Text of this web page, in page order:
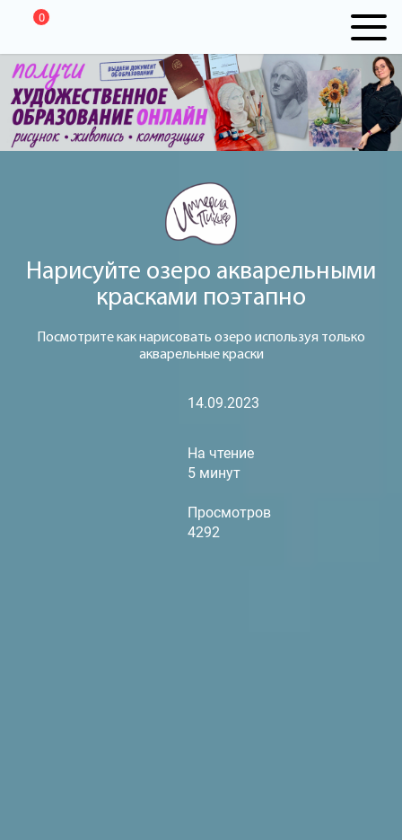
0
Нарисуйте озеро акварельными
красками поэтапно
Посмотрите как нарисовать озеро используя только
акварельные краски
14.09.2023
На чтение
5 минут
Просмотров
4292